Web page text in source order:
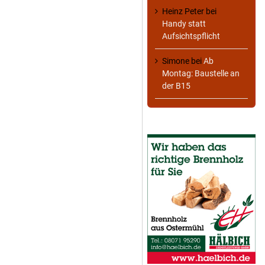
Heinz Peter bei
Handy statt
Aufsichtspflicht
Simone beiAb
Montag: Baustelle an
der B15